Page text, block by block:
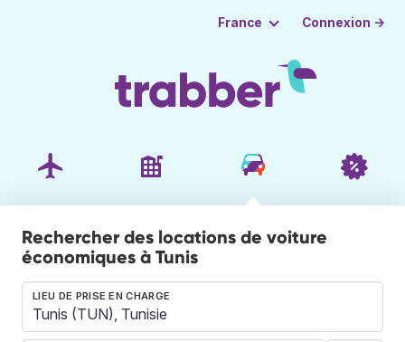
France Connexion →
Rechercher des locations de voiture
économiques à Tunis
LIEU DE PRISE EN CHARGE